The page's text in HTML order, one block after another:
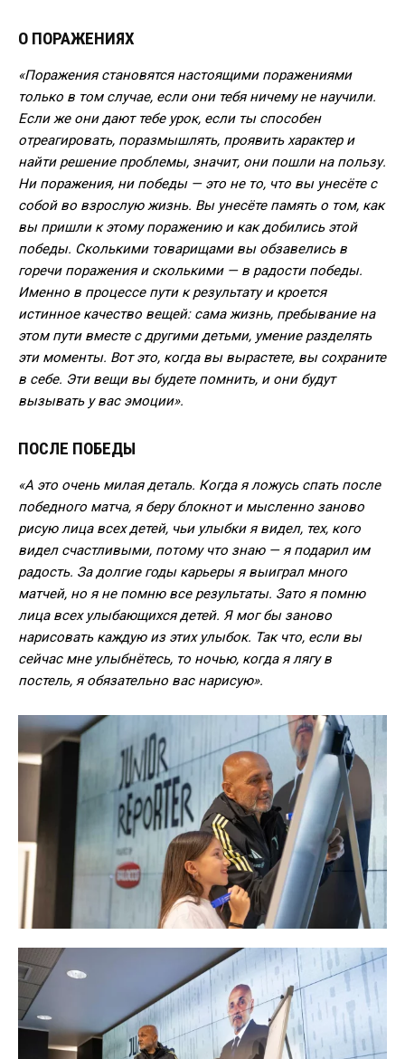
О ПОРАЖЕНИЯХ
«Поражения становятся настоящими поражениями
только в том случае, если они тебя ничему не научили.
Если же они дают тебе урок, если ты способен
отреагировать, поразмышлять, проявить характер и
найти решение проблемы, значит, они пошли на пользу.
Ни поражения, ни победы — это не то, что вы унесёте с
собой во взрослую жизнь. Вы унесёте память о том, как
вы пришли к этому поражению и как добились этой
победы. Сколькими товарищами вы обзавелись в
горечи поражения и сколькими — в радости победы.
Именно в процессе пути к результату и кроется
истинное качество вещей: сама жизнь, пребывание на
этом пути вместе с другими детьми, умение разделять
эти моменты. Вот это, когда вы вырастете, вы сохраните
в себе. Эти вещи вы будете помнить, и они будут
вызывать у вас эмоции».
ПОСЛЕ ПОБЕДЫ
«А это очень милая деталь. Когда я ложусь спать после
победного матча, я беру блокнот и мысленно заново
рисую лица всех детей, чьи улыбки я видел, тех, кого
видел счастливыми, потому что знаю — я подарил им
радость. За долгие годы карьеры я выиграл много
матчей, но я не помню все результаты. Зато я помню
лица всех улыбающихся детей. Я мог бы заново
нарисовать каждую из этих улыбок. Так что, если вы
сейчас мне улыбнётесь, то ночью, когда я лягу в
постель, я обязательно вас нарисую».